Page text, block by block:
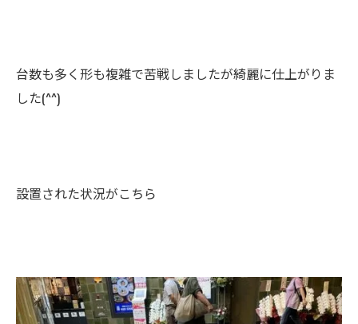
台数も多く形も複雑で苦戦しましたが綺麗に仕上がりま
した(^^)
設置された状況がこちら